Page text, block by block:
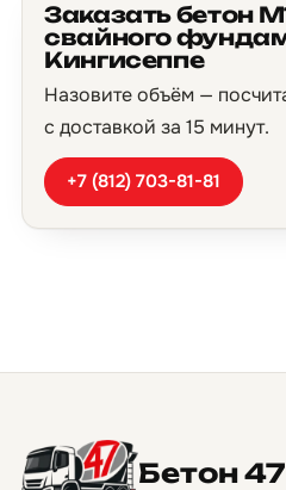
Заказать бетон
свайного
Кингисеппе
Назовите объём —
с доставкой за 15 минут.
+7 (812) 703-81-81
Бетон 47